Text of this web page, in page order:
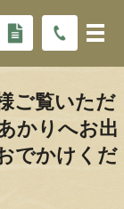
ご覧いただ
かりへお出
でかけくだ